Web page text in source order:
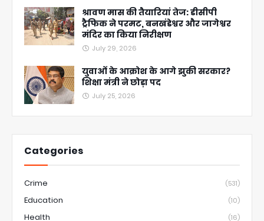
श्रावण मास की तैयारियां तेज: डीसीपी
ट्रैफिक ने परमट, बनखंडेश्वर और जागेश्वर
मंदिर का किया निरीक्षण
July 29, 2026
युवाओं के आक्रोश के आगे झुकी सरकार?
शिक्षा मंत्री ने छोड़ा पद
July 25, 2026
Categories
Crime (531)
Education (10)
Health (16)